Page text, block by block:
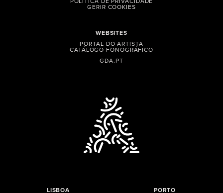
LISBOA PORTO
WEBSITES
PORTAL DO ARTISTA
CATÁLOGO FONOGRÁFICO
GDA.PT
GERIR COOKIES